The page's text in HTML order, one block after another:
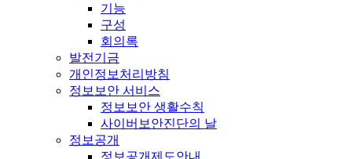
기능
구성
회의록
발전기금
개인정보처리방침
정보보안 서비스
정보보안 생활수칙
사이버보안진단의 날
정보공개
정보공개제도안내